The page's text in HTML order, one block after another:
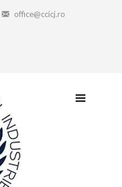
office@ccicj.ro